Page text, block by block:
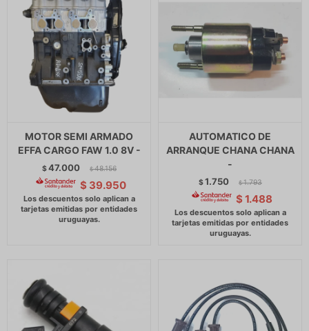
MOTOR SEMI ARMADO
EFFA CARGO FAW 1.0 8V -
$47.000 $ 48.156
$ 39.950
AUTOMATICO DE
ARRANQUE CHANA CHANA
-
$1.750 $ 1.793
$ 1.488